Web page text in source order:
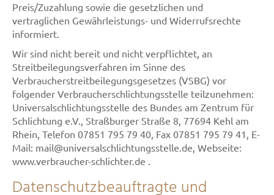
Preis/Zuzahlung sowie die gesetzlichen und
vertraglichen Gewährleistungs- und Widerrufsrechte
informiert.
Wir sind nicht bereit und nicht verpflichtet, an
Streitbeilegungsverfahren im Sinne des
Verbraucherstreitbeilegungsgesetzes (VSBG) vor
folgender Verbraucherschlichtungsstelle teilzunehmen:
Universalschlichtungsstelle des Bundes am Zentrum für
Schlichtung e.V., Straßburger Straße 8, 77694 Kehl am
Rhein, Telefon 07851 795 79 40, Fax 07851 795 79 41, E-
Mail: mail@universalschlichtungsstelle.de, Webseite:
www.verbraucher-schlichter.de .
Datenschutzbeauftragte und